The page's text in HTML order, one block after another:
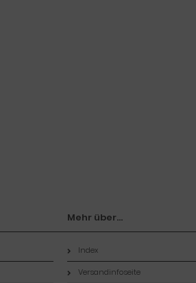
Mehr über...
Index
Versandinfoseite